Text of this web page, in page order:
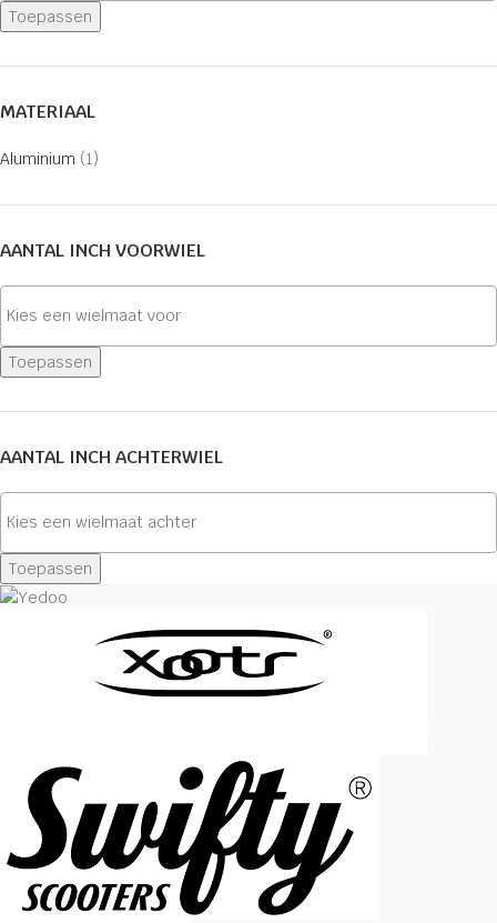
Toepassen
MATERIAAL
Aluminium (1)
AANTAL INCH VOORWIEL
Toepassen
AANTAL INCH ACHTERWIEL
Toepassen